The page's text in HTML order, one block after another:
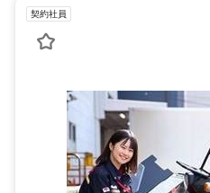
契約社員